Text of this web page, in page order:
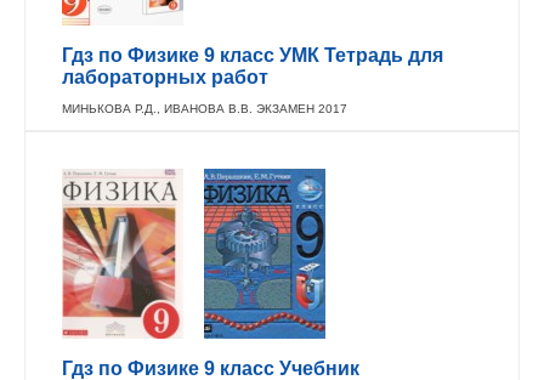
Гдз по Физике 9 класс УМК Тетрадь для
лабораторных работ
МИНЬКОВА Р.Д., ИВАНОВА В.В. ЭКЗАМЕН 2017
Гдз по Физике 9 класс Учебник